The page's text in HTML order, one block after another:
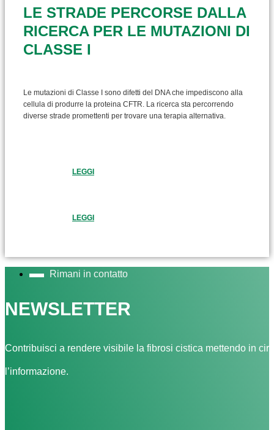
LE STRADE PERCORSE DALLA
RICERCA PER LE MUTAZIONI DI
CLASSE I
Le mutazioni di Classe I sono difetti del DNA che impediscono alla
cellula di produrre la proteina CFTR. La ricerca sta percorrendo
diverse strade promettenti per trovare una terapia alternativa.
LEGGI
LEGGI
Rimani in contatto
NEWSLETTER
Contribuisci a rendere visibile la fibrosi cistica mettendo in
l’informazione.